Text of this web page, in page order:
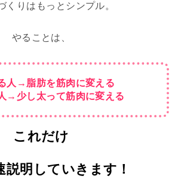
くりはもっとシンプル。
やることは、
人→脂肪を筋肉に変える
→少し太って筋肉に変える
これだけ
説明していきます！